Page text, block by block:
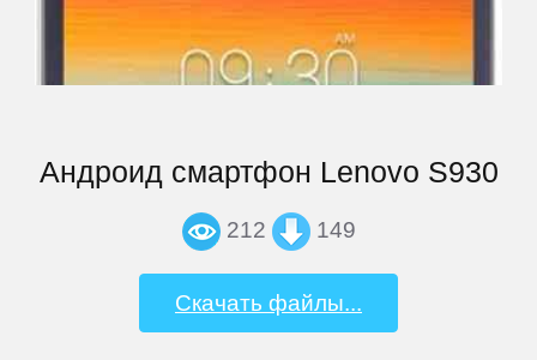
Андроид смартфон Lenovo S930
212 149
Скачать файлы...
Senseit
Smarty
Snopow